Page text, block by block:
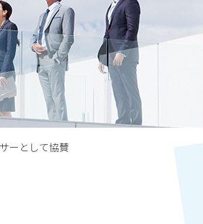
ーとして協賛